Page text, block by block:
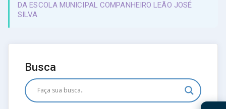
DA ESCOLA MUNICIPAL COMPANHEIRO LEÃO JOSÉ
SILVA
Busca